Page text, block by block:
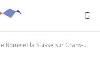
sur Crans-Montana, mais avec des ouvertures